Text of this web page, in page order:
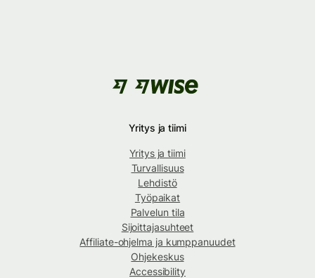
Yritys ja tiimi
Yritys ja tiimi
Turvallisuus
Lehdistö
Työpaikat
Palvelun tila
Sijoittajasuhteet
Affiliate-ohjelma ja kumppanuudet
Ohjekeskus
Accessibility